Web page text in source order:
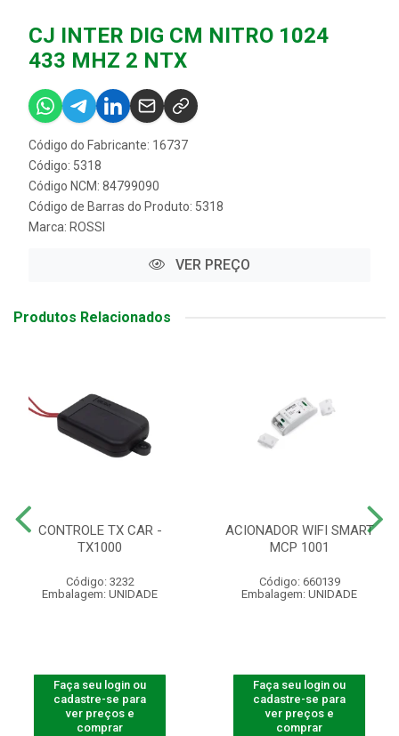
CJ INTER DIG CM NITRO 1024
433 MHZ 2 NTX
Código do Fabricante: 16737
Código: 5318
Código NCM: 84799090
Código de Barras do Produto: 5318
Marca: ROSSI
VER PREÇO
Produtos Relacionados
CONTROLE TX CAR -
TX1000
Código: 3232
Embalagem: UNIDADE
Faça seu login ou
cadastre-se para
ver preços e
comprar
ACIONADOR WIFI SMART
MCP 1001
Código: 660139
Embalagem: UNIDADE
Faça seu login ou
cadastre-se para
ver preços e
comprar